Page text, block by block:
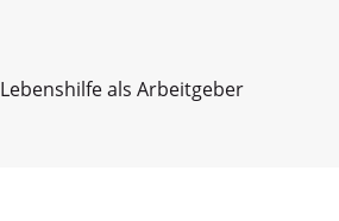
Lebenshilfe als Arbeitgeber